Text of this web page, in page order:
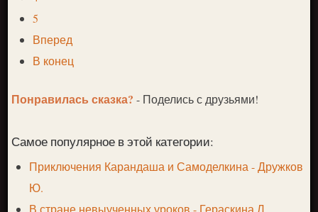
5
Вперед
В конец
Понравилась сказка?- Поделись с друзьями!
Самое популярное в этой категории:
Приключения Карандаша и Самоделкина - Дружков
Ю.